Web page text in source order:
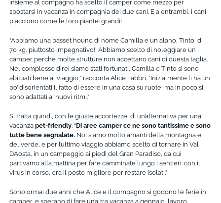
insieme al compagno ha scelto il camper come mezzo per
spostarsi in vacanza in compagnia dei due cani. E a entrambi, i cani,
piacciono come le loro piante: grandi!
“Abbiamo una basset hound di nome Camilla e un alano, Tinto, di
70 kg, piuttosto impegnativo! Abbiamo scelto di noleggiare un
camper perché molte strutture non accettano cani di questa taglia.
Nel complesso direi siamo stati fortunati, Camilla e Tinto si sono
abituati bene al viaggio,” racconta Alice Fabbri. “Inizialmente li ha un
po’ disorientati il fatto di essere in una casa su ruote, ma in poco si
sono adattati ai nuovi ritmi.”
Si tratta quindi, con le giuste accortezze, di un’alternativa per una
vacanzapet-friendly. “Di aree camper ce ne sono tantissime e sono
tutte bene segnalate. Noi siamo molto amanti della montagna e
del verde, e per l’ultimo viaggio abbiamo scelto di tornare in Val
D’Aosta, in un campeggio ai piedi del Gran Paradiso, da cui
partivamo alla mattina per fare camminate lungo i sentieri: con il
virus in corso, era il posto migliore per restare isolati.”
Sono ormai due anni che Alice e il compagno si godono le ferie in
camper, e sperano di fare un’altra vacanza a gennaio, lavoro